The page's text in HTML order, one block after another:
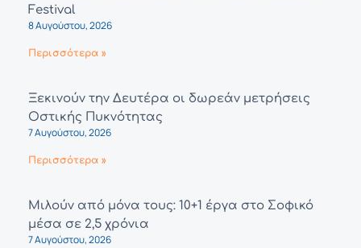
Festival
8 Αυγούστου, 2026
Περισσότερα »
Ξεκινούν την Δευτέρα οι δωρεάν μετρήσεις
Οστικής Πυκνότητας
7 Αυγούστου, 2026
Περισσότερα »
Μιλούν από μόνα τους: 10+1 έργα στο Σοφικό
μέσα σε 2,5 χρόνια
7 Αυγούστου, 2026